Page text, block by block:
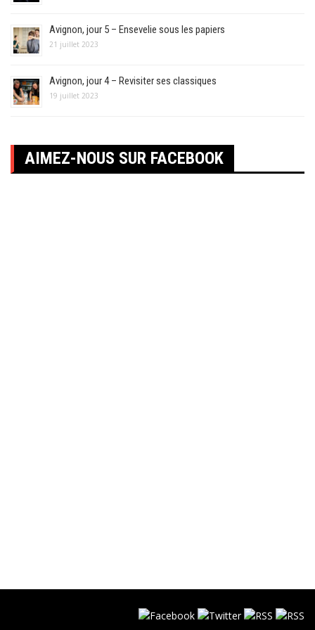
Avignon, jour 5 – Ensevelie sous les papiers
21 juillet 2023
Avignon, jour 4 – Revisiter ses classiques
19 juillet 2023
AIMEZ-NOUS SUR FACEBOOK